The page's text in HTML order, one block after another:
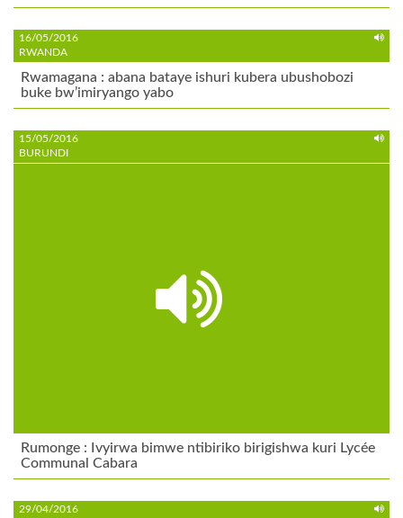
16/05/2016
RWANDA
Rwamagana : abana bataye ishuri kubera ubushobozi
buke bw’imiryango yabo
15/05/2016
BURUNDI
Rumonge : Ivyirwa bimwe ntibiriko birigishwa kuri Lycée
Communal Cabara
29/04/2016